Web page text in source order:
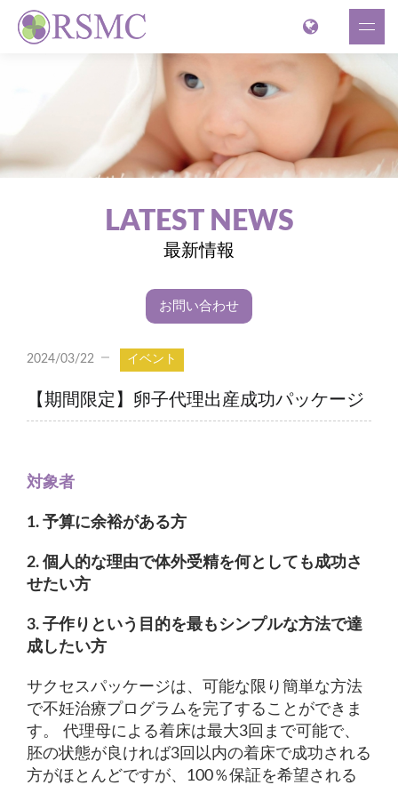
LATEST NEWS
最新情報
お問い合わせ
2024/03/22 イベント
【期間限定】卵子代理出産成功パッケージ
対象者
1. 予算に余裕がある方
2. 個人的な理由で体外受精を何としても成功さ
せたい方
3. 子作りという目的を最もシンプルな方法で達
成したい方
サクセスパッケージは、可能な限り簡単な方法
で不妊治療プログラムを完了することができま
す。 代理母による着床は最大3回まで可能で、
胚の状態が良ければ3回以内の着床で成功される
方がほとんどですが、100％保証を希望される